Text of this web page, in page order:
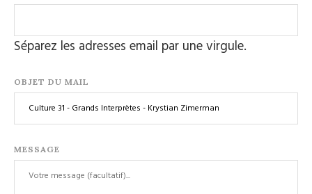
Séparez les adresses email par une virgule.
OBJET DU MAIL
MESSAGE